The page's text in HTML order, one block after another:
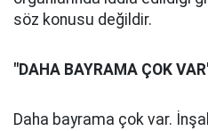
söz konusu değildir.
"DAHA BAYRAMA ÇOK
Daha bayrama çok var.